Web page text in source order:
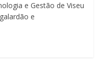
e Gestão de Viseu
e